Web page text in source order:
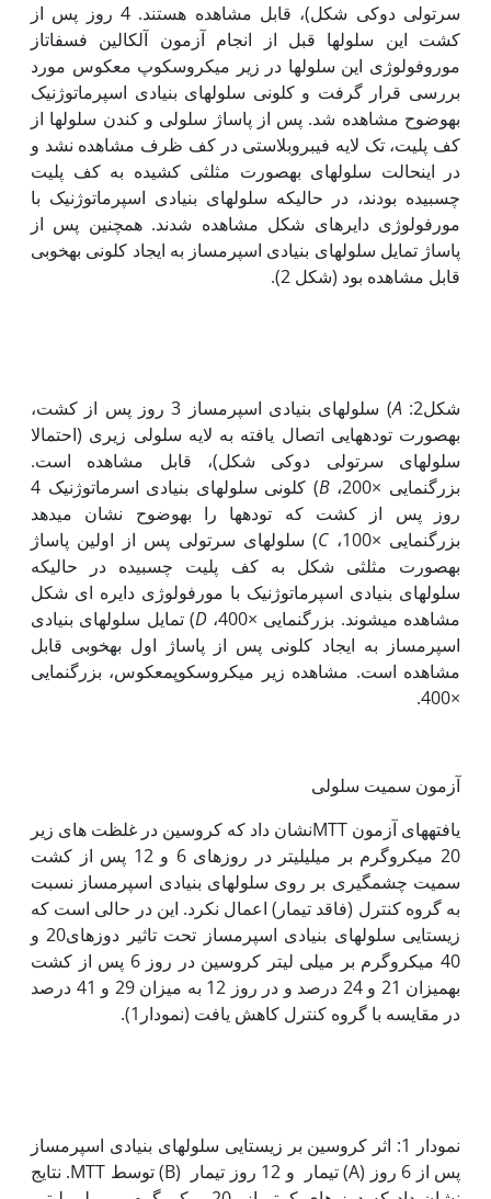
سرتولی دوکی شکل)، قابل مشاهده هستند. 4 روز پس از
کشت این سلول‏ها قبل از انجام آزمون آلکالین فسفاتاز
موروفولوژی این سلول‏ها در زیر میکروسکوپ معکوس مورد
بررسی قرار گرفت و کلونی سلول‏های بنیادی اسپرماتوژنیک
به‏وضوح مشاهده شد. پس از پاساژ سلولی و کندن سلول‏ها از
کف پلیت، تک لایه فیبروبلاستی در کف ظرف مشاهده نشد و
در این‏حالت سلول‏های به‏صورت مثلثی کشیده به کف پلیت
چسبیده بودند، در حالی‏که سلول‏های بنیادی اسپرماتوژنیک با
مورفولوژی دایره‏ای شکل مشاهده شدند. همچنین پس از
پاساژ تمایل سلول‏های بنیادی اسپرم‏ساز به ایجاد کلونی به‏خوبی
قابل مشاهده بود (شکل 2).
شکل2: A
) سلول‏های بنیادی اسپرم‏ساز 3 روز پس از کشت،
به‏صورت توده‏هایی اتصال یافته به لایه سلولی زیری (احتمالا
سلول‏های سرتولی دوکی شکل)، قابل مشاهده است.
بزرگنمایی ×200،
B
) کلونی سلول‏های بنیادی اسرماتوژنیک 4
روز پس از کشت که توده‏ها را به‏وضوح نشان می‏دهد
بزرگنمایی ×100،
C) سلول‏های سرتولی پس از اولین پاساژ
به‏صورت مثلثی شکل به کف پلیت چسبیده در حالی‏که
سلول‏های بنیادی اسپرماتوژنیک با مورفولوژی دایره ای شکل
مشاهده می‏شوند. بزرگنمایی ×400،
D) تمایل سلول‏های بنیادی
اسپرم‏ساز به ایجاد کلونی پس از پاساژ اول به‏خوبی قابل
مشاهده است. مشاهده زیر میکروسکوپمعکوس، بزرگنمایی
×400.
آزمون سمیت سلولی
یافته‏های آزمون MTTنشان داد که کروسین در غلظت های زیر
20 میکروگرم بر میلی‏لیتر در روزهای 6 و 12 پس از کشت
سمیت چشم‏گیری بر روی سلول‏های بنیادی اسپرم‏ساز نسبت
به گروه کنترل (فاقد تیمار) اعمال نکرد. این در حالی است که
زیستایی سلول‏های بنیادی اسپرم‏ساز تحت تاثیر دوزهای20 و
40 میکروگرم بر میلی لیتر کروسین در روز 6 پس از کشت
به‏میزان 21 و 24 درصد و در روز 12 به میزان 29 و 41 درصد
در مقایسه با گروه کنترل کاهش یافت (نمودار1).
نمودار 1: اثر کروسین بر زیستایی سلول‏های بنیادی اسپرم‏ساز
پس از 6 روز (A) تیمار و 12 روز تیمار (B) توسط MTT. نتایج